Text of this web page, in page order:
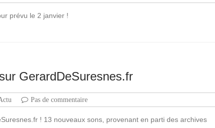
prévu le 2 janvier !
GerardDeSuresnes.fr
Pas de commentaire
! 13 nouveaux sons, provenant en parti des archives